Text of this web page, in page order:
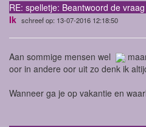
RE: spelletje: Beantwoord de vraag
Ik schreef op: 13-07-2016 12:18:50
Aan sommige mensen wel
oor in andere oor uit zo denk ik
Wanneer ga je op vakantie en